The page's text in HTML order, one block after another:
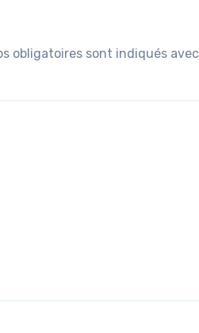
obligatoires sont indiqués avec